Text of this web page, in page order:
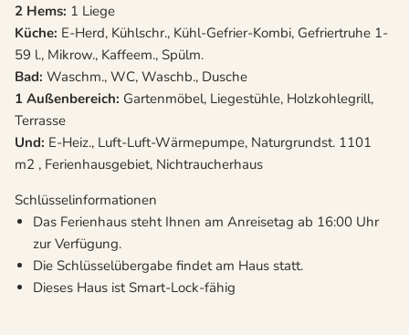
2 Hems: 1 Liege
Küche: E-Herd, Kühlschr., Kühl-Gefrier-Kombi, Gefriertruhe 1-
59 l., Mikrow., Kaffeem., Spülm.
Bad: Waschm., WC, Waschb., Dusche
1 Außenbereich: Gartenmöbel, Liegestühle, Holzkohlegrill,
Terrasse
Und: E-Heiz., Luft-Luft-Wärmepumpe, Naturgrundst. 1101
m2 , Ferienhausgebiet, Nichtraucherhaus
Schlüsselinformationen
Das Ferienhaus steht Ihnen am Anreisetag ab 16:00 Uhr
zur Verfügung.
Die Schlüsselübergabe findet am Haus statt.
Dieses Haus ist Smart-Lock-fähig